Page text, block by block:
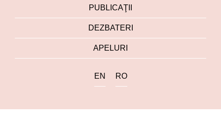
PUBLICAŢII
DEZBATERI
APELURI
EN RO